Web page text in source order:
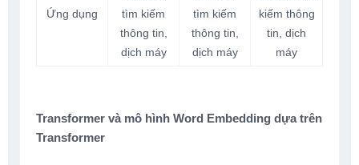
Ứng dụng
tìm kiếm
thông tin,
dịch máy
tìm kiếm
thông tin,
dịch máy
kiếm thông
tin, dịch
máy
Transformer và mô hình Word Embedding dựa trên
Transformer